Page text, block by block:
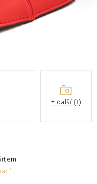
objednávka
+ další (3)